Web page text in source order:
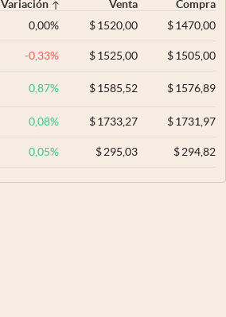
Variación Venta
Compra
0,00% $ 1520,00 $1470,00
-0,33% $ 1525,00 $1505,00
0,87% $ 1585,52 $1576,89
0,08% $ 1733,27 $1731,97
0,05% $ 295,03 $294,82